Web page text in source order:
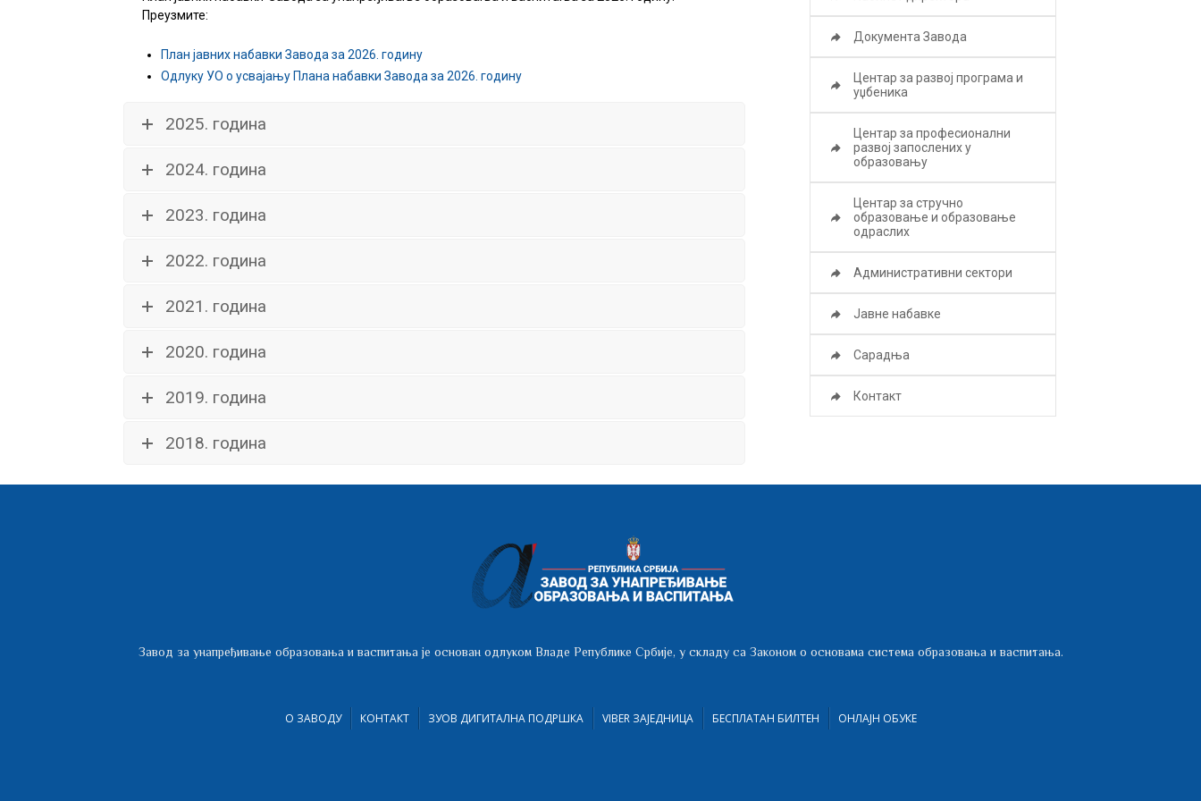
васпитања
Преузмите:
План јавних набавки Завода за 2026. годину
Одлуку УО о усвајању Плана набавки Завода за 2026. годину
2025. година
2024. година
2023. година
2022. година
2021. година
2020. година
2019. година
2018. година
Документа Завода
Центар за развој програма и
уџбеника
Центар за професионални
развој запослених у
образовању
Центар за стручно
образовање и образовање
одраслих
Административни сектори
Јавне набавке
Сарадња
Контакт
Завод за унапређивање образовања и васпитања је основан одлуком Владе Републике Србије, у складу са Законом о основама система образовања и васпитања.
О ЗАВОДУ КОНТАКТ ЗУОВ ДИГИТАЛНА ПОДРШКА VIBER ЗАЈЕДНИЦА БЕСПЛАТАН БИЛТЕН ОНЛАЈН ОБУКЕ